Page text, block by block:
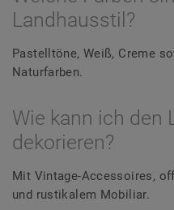
Landhausstil?
Pastelltöne, Weiß, Creme
Naturfarben.
Wie kann ich den
dekorieren?
Mit Vintage-Accessoires,
und rustikalem Mobiliar.